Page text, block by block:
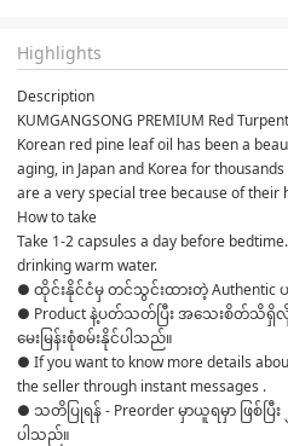
Highlights
Description
KUMGANGSONG PREMIUM Red
Korean red pine leaf oil has been a
aging, in Japan and Korea for
are a very special tree because of their
How to take
Take 1-2 capsules a day before
drinking warm water.
● ထိုင်းနိုင်ငံမှ တင်သွင်းထားတဲ့ Authentic
● Product နဲ့ပတ်သတ်ပြီး အသေးစိတ်သိရှိလို
မေးမြန်းစုံစမ်းနိုင်ပါသည်။
● If you want to know more details
the seller through instant messages .
● သတိပြုရန် - Preorder မှာယူရမှာ ဖြစ်ပြီ
ပါသည်။